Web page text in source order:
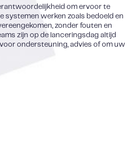
om ervoor te
systemen werken zoals bedoeld en
zonder fouten en
zijn op de lanceringsdag altijd
ondersteuning, advies of om uw